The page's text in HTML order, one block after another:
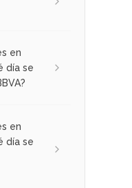
en
día se
en
día se